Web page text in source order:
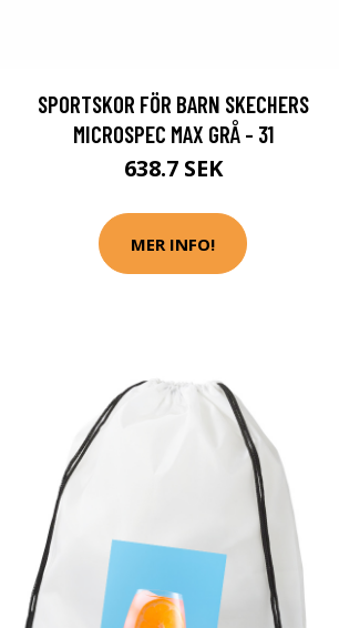
SPORTSKOR FÖR BARN SKECHERS
MICROSPEC MAX GRÅ - 31
638.7 SEK
MER INFO!